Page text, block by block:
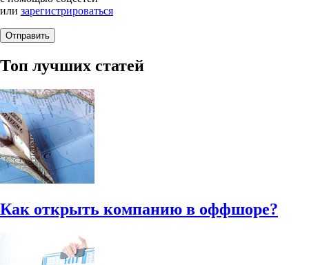
или зарегистрироваться
Топ лучших статей
Как открыть компанию в оффшоре?